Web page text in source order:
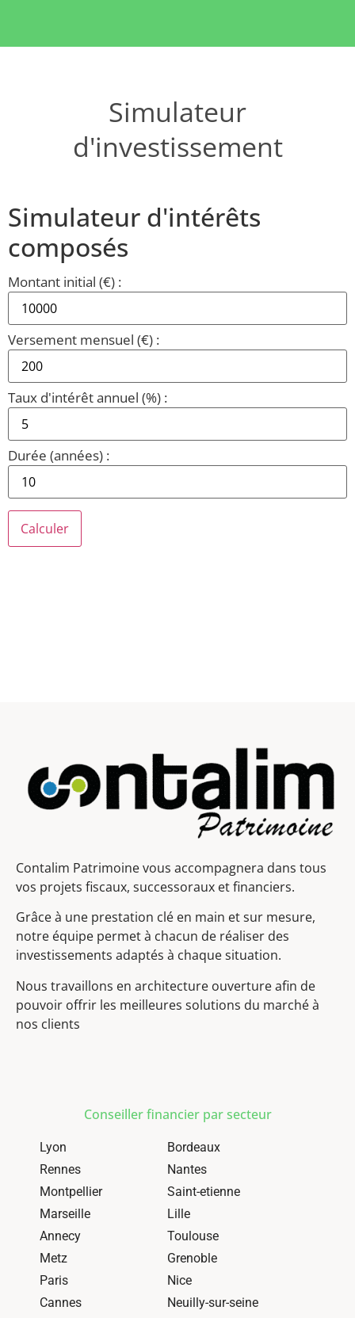
Simulateur
d'investissement
Simulateur d'intérêts
composés
Montant initial (€) :
Versement mensuel (€) :
Taux d'intérêt annuel (%) :
Durée (années) :
Calculer
Contalim Patrimoine vous accompagnera dans tous
vos projets fiscaux, successoraux et financiers.
Grâce à une prestation clé en main et sur mesure,
notre équipe permet à chacun de réaliser des
investissements adaptés à chaque situation.
Nous travaillons en architecture ouverture afin de
pouvoir offrir les meilleures solutions du marché à
nos clients
Conseiller financier par secteur
Lyon
Bordeaux
Rennes
Nantes
Montpellier
Saint-etienne
Marseille
Lille
Annecy
Toulouse
Metz
Grenoble
Paris
Nice
Cannes
Neuilly-sur-seine